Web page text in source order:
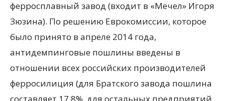
ферросплавный завод (входит в «Мечел» Игоря
Зюзина). По решению Еврокомиссии, которое
было принято в апреле 2014 года,
антидемпинговые пошлины введены в
отношении всех российских производителей
ферросилиция (для Братского завода пошлина